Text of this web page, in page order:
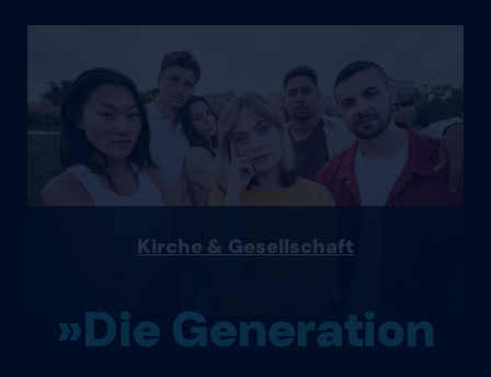
Kirche & Gesellschaft
»Die Generation